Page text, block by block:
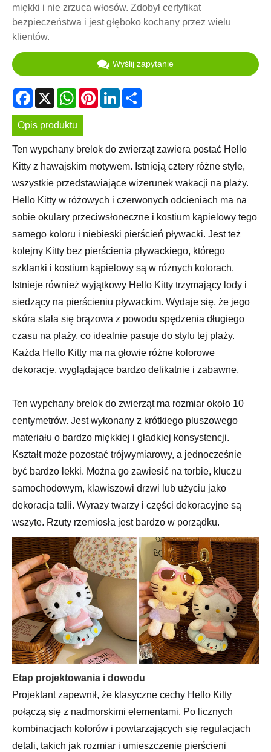
miękki i nie zrzuca włosów. Zdobył certyfikat
bezpieczeństwa i jest głęboko kochany przez wielu
klientów.
Wyślij zapytanie
Facebook
X WhatsApp
PinterestLinkedIn
Opis produktu
Ten wypchany brelok do zwierząt zawiera postać Hello
Kitty z hawajskim motywem. Istnieją cztery różne style,
wszystkie przedstawiające wizerunek wakacji na plaży.
Hello Kitty w różowych i czerwonych odcieniach ma na
sobie okulary przeciwsłoneczne i kostium kąpielowy tego
samego koloru i niebieski pierścień pływacki. Jest też
kolejny Kitty bez pierścienia pływackiego, którego
szklanki i kostium kąpielowy są w różnych kolorach.
Istnieje również wyjątkowy Hello Kitty trzymający lody i
siedzący na pierścieniu pływackim. Wydaje się, że jego
skóra stała się brązowa z powodu spędzenia długiego
czasu na plaży, co idealnie pasuje do stylu tej plaży.
Każda Hello Kitty ma na głowie różne kolorowe
dekoracje, wyglądające bardzo delikatnie i zabawne.
Ten wypchany brelok do zwierząt ma rozmiar około 10
centymetrów. Jest wykonany z krótkiego pluszowego
materiału o bardzo miękkiej i gładkiej konsystencji.
Kształt może pozostać trójwymiarowy, a jednocześnie
być bardzo lekki. Można go zawiesić na torbie, kluczu
samochodowym, klawiszowi drzwi lub użyciu jako
dekoracja talii. Wyrazy twarzy i części dekoracyjne są
wszyte. Rzuty rzemiosła jest bardzo w porządku.
Etap projektowania i dowodu
Projektant zapewnił, że klasyczne cechy Hello Kitty
połączą się z nadmorskimi elementami. Po licznych
kombinacjach kolorów i powtarzających się regulacjach
detali, takich jak rozmiar i umieszczenie pierścieni